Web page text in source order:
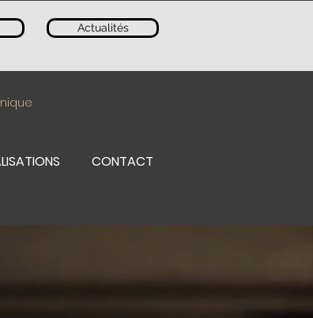
Actualités
CONTACT